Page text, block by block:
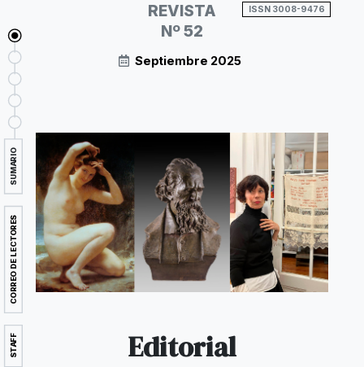
SUMARIO
CORREO DE LECTORES
STAFF
REVISTA
Nº 52
ISSN 3008-9476
Septiembre 2025
Editorial